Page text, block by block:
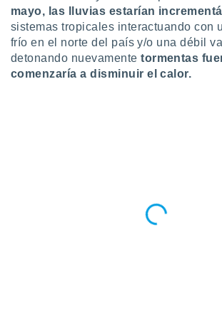
perfiles
utilizar
mayo, las lluvias estarían
sistemas tropicales interactuando con
frío en el norte del país y/o una débil
detonando nuevamentetormentas
comenzaría a disminuir el calor.